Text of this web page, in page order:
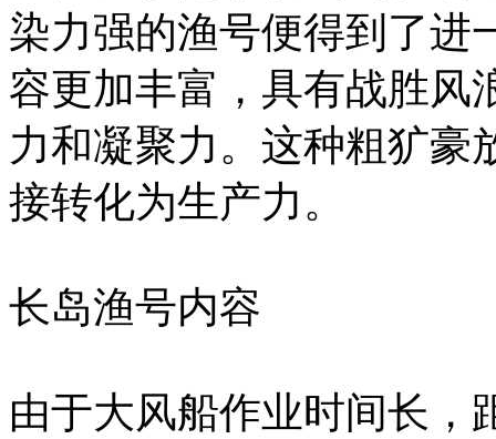
染力强的渔号便得到了进
容更加丰富，具有战胜风
力和凝聚力。这种粗犷豪
接转化为生产力。
长岛渔号内容
由于大风船作业时间长，